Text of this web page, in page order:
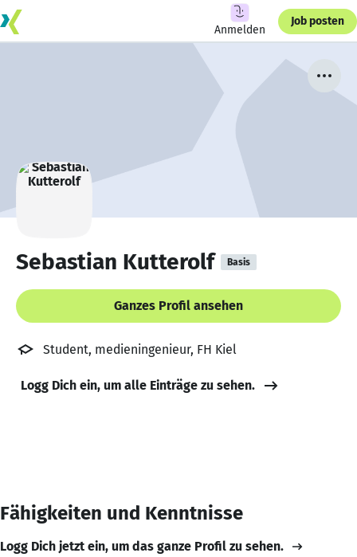
Anmelden
Job posten
Sebastian Kutterolf Basis
Ganzes Profil ansehen
Student, medieningenieur, FH Kiel
Logg Dich ein, um alle Einträge zu sehen.
Fähigkeiten und Kenntnisse
Logg Dich jetzt ein, um das ganze Profil zu sehen.